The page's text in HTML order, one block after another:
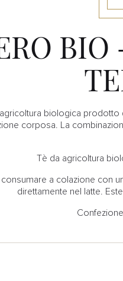
BIO
biologica prodotto
corposa. La
Tè da agricoltura
consumare a colazione con
direttamente nel latte.